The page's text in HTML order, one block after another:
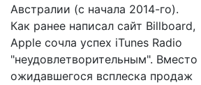
Австралии (с начала 2014-го).
Как ранее написал сайт Billboard,
Apple сочла успех iTunes Radio
"неудовлетворительным". Вместо
ожидавшегося всплеска продаж